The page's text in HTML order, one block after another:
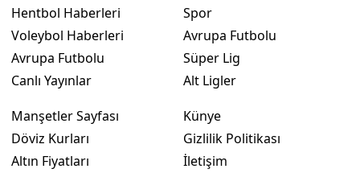
Hentbol Haberleri
Voleybol Haberleri
Avrupa Futbolu
Canlı Yayınlar
Spor
Avrupa Futbolu
Süper Lig
Alt Ligler
Manşetler Sayfası
Döviz Kurları
Altın Fiyatları
Künye
Gizlilik Politikası
İletişim